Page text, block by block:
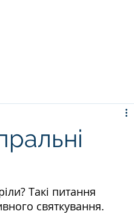
Такі питання
святкування.